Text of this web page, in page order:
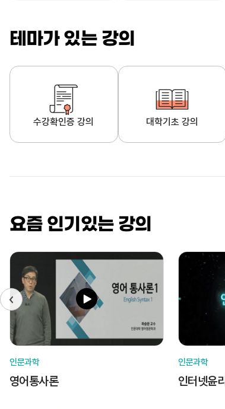
테마가 있는 강의
수강확인증 강의 대학기초 강의
요즘 인기있는 강의
인문과학
영어통사론
인문과학
인터넷윤리